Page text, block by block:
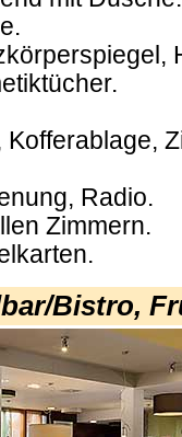
Radio.
Zimmern.
Bistro,